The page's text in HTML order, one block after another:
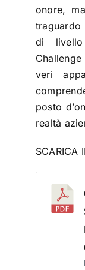
onore,
di
veri
posto
realtà
SCARICA